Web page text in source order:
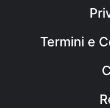
Termini e